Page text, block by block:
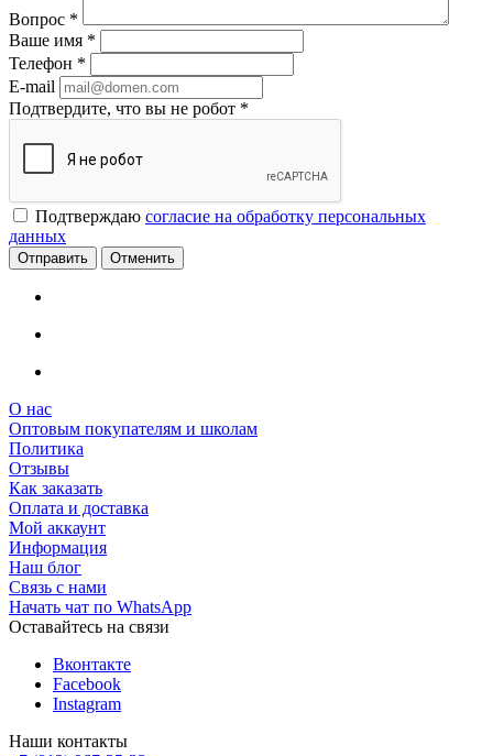
Вопрос *
Ваше имя *
Телефон *
E-mail
Подтвердите, что вы не робот *
Подтверждаю согласие на обработку персональных
данных
Отменить
О нас
Оптовым покупателям и школам
Политика
Отзывы
Как заказать
Оплата и доставка
Мой аккаунт
Информация
Наш блог
Связь с нами
Начать чат по WhatsApp
Оставайтесь на связи
Вконтакте
Facebook
Instagram
Наши контакты